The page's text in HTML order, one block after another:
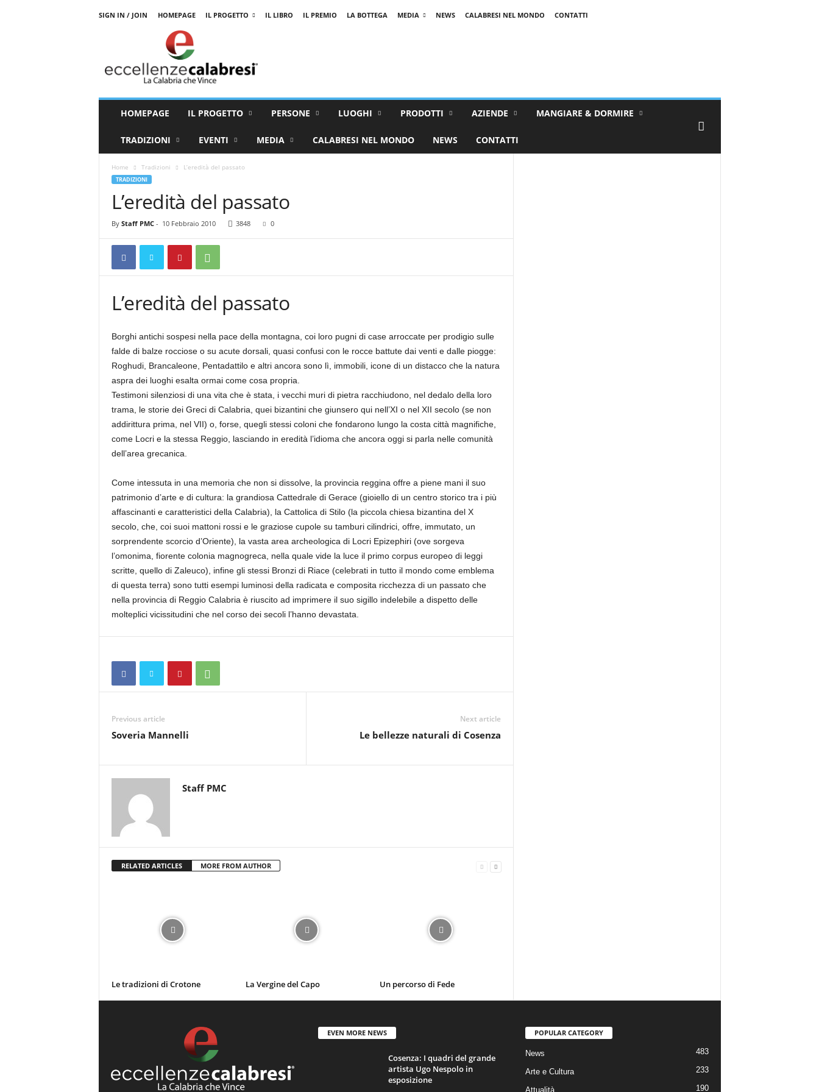
SIGN IN / JOIN HOMEPAGE IL PROGETTO IL LIBRO IL PREMIO LA BOTTEGA MEDIA NEWS CALABRESI NEL MONDO
CONTATTI
HOMEPAGE IL PROGETTO PERSONE LUOGHI PRODOTTI AZIENDE MANGIARE & DORMIRE
TRADIZIONI EVENTI MEDIA CALABRESI NEL MONDO NEWS CONTATTI
Home Tradizioni L’eredità del passato
TRADIZIONI
L’eredità del passato
By Staff PMC- 10 Febbraio 2010 3848 0
L’eredità del passato
Borghi antichi sospesi nella pace della montagna, coi loro pugni di case arroccate per prodigio sulle
falde di balze rocciose o su acute dorsali, quasi confusi con le rocce battute dai venti e dalle piogge:
Roghudi, Brancaleone, Pentadattilo e altri ancora sono lì, immobili, icone di un distacco che la natura
aspra dei luoghi esalta ormai come cosa propria.
Testimoni silenziosi di una vita che è stata, i vecchi muri di pietra racchiudono, nel dedalo della loro
trama, le storie dei Greci di Calabria, quei bizantini che giunsero qui nell’XI o nel XII secolo (se non
addirittura prima, nel VII) o, forse, quegli stessi coloni che fondarono lungo la costa città magnifiche,
come Locri e la stessa Reggio, lasciando in eredità l’idioma che ancora oggi si parla nelle comunità
dell’area grecanica.
Come intessuta in una memoria che non si dissolve, la provincia reggina offre a piene mani il suo
patrimonio d’arte e di cultura: la grandiosa Cattedrale di Gerace (gioiello di un centro storico tra i più
affascinanti e caratteristici della Calabria), la Cattolica di Stilo (la piccola chiesa bizantina del X
secolo, che, coi suoi mattoni rossi e le graziose cupole su tamburi cilindrici, offre, immutato, un
sorprendente scorcio d’Oriente), la vasta area archeologica di Locri Epizephiri (ove sorgeva
l’omonima, fiorente colonia magnogreca, nella quale vide la luce il primo corpus europeo di leggi
scritte, quello di Zaleuco), infine gli stessi Bronzi di Riace (celebrati in tutto il mondo come emblema
di questa terra) sono tutti esempi luminosi della radicata e composita ricchezza di un passato che
nella provincia di Reggio Calabria è riuscito ad imprimere il suo sigillo indelebile a dispetto delle
molteplici vicissitudini che nel corso dei secoli l’hanno devastata.
Previous article
Soveria Mannelli
Next article
Le bellezze naturali di Cosenza
Staff PMC
RELATED ARTICLES MORE FROM AUTHOR
Le tradizioni di Crotone La Vergine del Capo Un percorso di Fede
EVEN MORE NEWS
Cosenza: I quadri del grande
artista Ugo Nespolo in
esposizione
POPULAR CATEGORY
News 483
Arte e Cultura 233
Attualità 190